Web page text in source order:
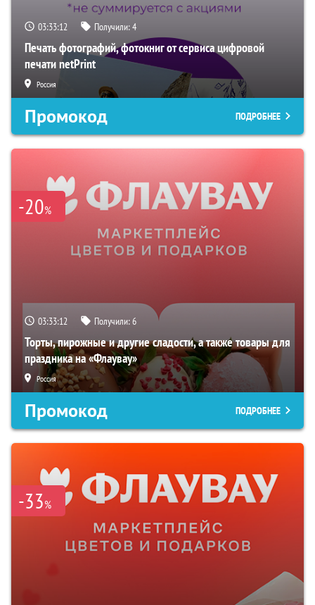
03:33:12 Получили:4
Печать фотографий, фотокниг от сервиса цифровой
печати netPrint
Россия
Промокод ПОДРОБНЕЕ
-20%
03:33:12 Получили:6
Торты, пирожные и другие сладости, а также товары для
праздника на «Флаувау»
Россия
Промокод ПОДРОБНЕЕ
-33%